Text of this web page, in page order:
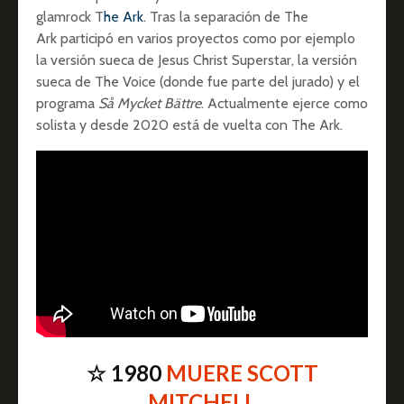
glamrock The Ark. Tras la separación de The
Ark participó en varios proyectos como por ejemplo
la versión sueca de Jesus Christ Superstar, la versión
sueca de The Voice (donde fue parte del jurado) y el
programa Så Mycket Bättre. Actualmente ejerce como
solista y desde 2020 está de vuelta con The Ark.
☆ 1980 MUERE SCOTT